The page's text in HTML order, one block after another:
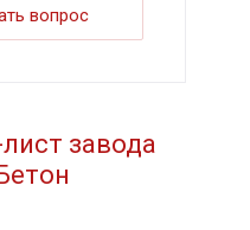
вопрос
завода